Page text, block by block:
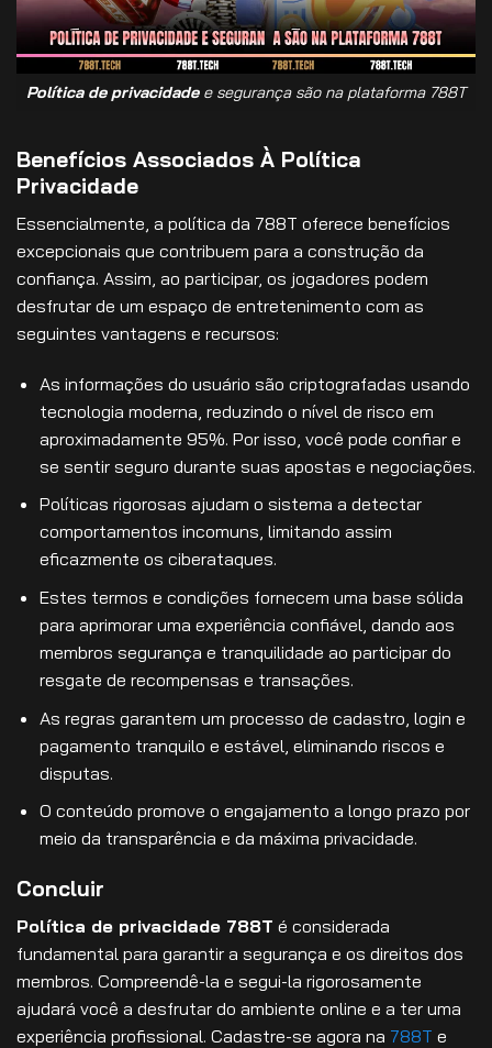
Política de privacidadee segurança são na plataforma 788T
Benefícios Associados À Política
Privacidade
Essencialmente, a política da 788T oferece benefícios
excepcionais que contribuem para a construção da
confiança. Assim, ao participar, os jogadores podem
desfrutar de um espaço de entretenimento com as
seguintes vantagens e recursos:
As informações do usuário são criptografadas usando
tecnologia moderna, reduzindo o nível de risco em
aproximadamente 95%. Por isso, você pode confiar e
se sentir seguro durante suas apostas e negociações.
Políticas rigorosas ajudam o sistema a detectar
comportamentos incomuns, limitando assim
eficazmente os ciberataques.
Estes termos e condições fornecem uma base sólida
para aprimorar uma experiência confiável, dando aos
membros segurança e tranquilidade ao participar do
resgate de recompensas e transações.
As regras garantem um processo de cadastro, login e
pagamento tranquilo e estável, eliminando riscos e
disputas.
O conteúdo promove o engajamento a longo prazo por
meio da transparência e da máxima privacidade.
Concluir
Política de privacidade 788T é considerada
fundamental para garantir a segurança e os direitos dos
membros. Compreendê-la e segui-la rigorosamente
ajudará você a desfrutar do ambiente online e a ter uma
experiência profissional. Cadastre-se agora na 788T e